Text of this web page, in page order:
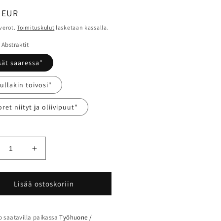
Toimituskulut lasketaan kassalla.
Abstraktit
saaressa"
toivosi"
niityt ja oliivipuut"
Lisää
tuotteen
Taidekortti
A5,
abstrakti
Lisää ostoskoriin
saatavilla paikassaTyöhuone /